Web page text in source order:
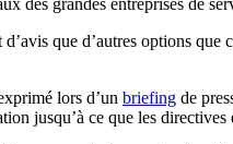
des grandes entreprises de
que d’autres options
lors d’un briefing de
jusqu’à ce que les